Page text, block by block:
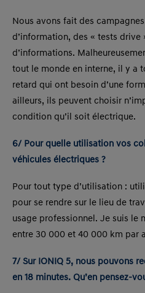
Nous avons fait des
d’information, des « tests drive
d’informations.
tout le monde en interne, il y a
retard qui ont besoin d’une
ailleurs, ils peuvent choisir
condition qu’il soit électrique.
6/ Pour quelle utilisation vos
véhicules électriques ?
Pour tout type d’utilisation :
pour se rendre sur le lieu de
usage professionnel. Je suis le
entre 30 000 et 40 000 km par
7/ Sur IONIQ 5, nous pouvons
en 18 minutes. Qu’en pensez-